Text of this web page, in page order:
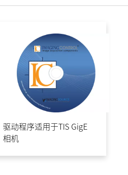
驱动程序适用于TIS GigE
相机